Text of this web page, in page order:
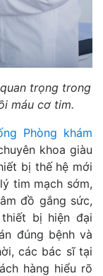
trọng trong
máu cơ tim.
Phòng khám
khoa giàu
bị thế hệ mới
tim mạch sớm,
đồ gắng sức,
bị hiện đại
đúng bệnh và
các bác sĩ tại
hàng hiểu rõ